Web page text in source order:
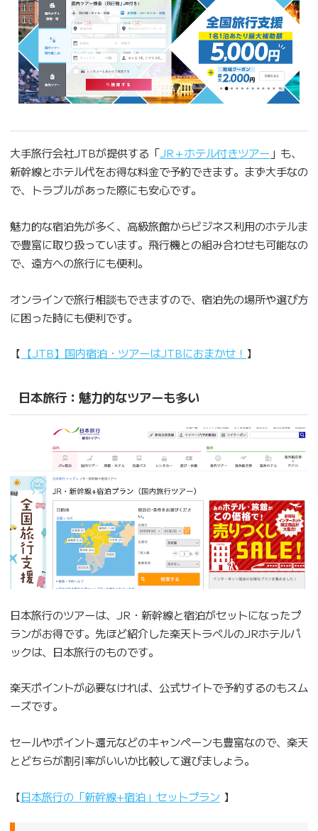
大手旅行会社JTBが提供する「JR＋ホテル付きツアー 」も、
新幹線とホテル代をお得な料金で予約できます。まず大手なの
で、トラブルがあった際にも安心です。
魅力的な宿泊先が多く、高級旅館からビジネス利用のホテルま
で豊富に取り扱っています。飛行機との組み合わせも可能なの
で、遠方への旅行にも便利。
オンラインで旅行相談もできますので、宿泊先の場所や選び方
に困った時にも便利です。
【 【JTB】国内宿泊・ツアーはJTBにおまかせ！ 】
日本旅行：魅力的なツアーも多い
日本旅行のツアーは、JR・新幹線と宿泊がセットになったプ
ランがお得です。先ほど紹介した楽天トラベルのJRホテルパ
ックは、日本旅行のものです。
楽天ポイントが必要なければ、公式サイトで予約するのもスム
ーズです。
セールやポイント還元などのキャンペーンも豊富なので、楽天
とどちらが割引率がいいか比較して選びましょう。
【日本旅行の「新幹線+宿泊」セットプラン 】